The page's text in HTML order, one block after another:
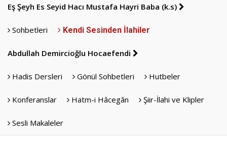
Eş Şeyh Es Seyid Hacı Mustafa Hayri Baba (k.s)
Sohbetleri Kendi Sesinden İlahiler
Abdullah Demircioğlu Hocaefendi
Hadis Dersleri Gönül Sohbetleri Hutbeler
Konferanslar Hatm-i Hâcegân Şiir-İlahi ve Klipler
Sesli Makaleler